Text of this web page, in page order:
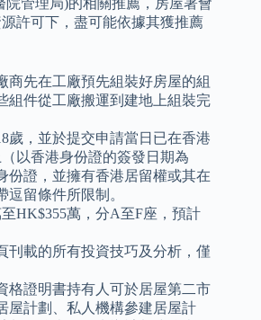
許可下，盡可能依據其獲推薦
商先在工廠預先組裝好房屋的組
組件從工廠搬運到建地上組裝完
歲，並於提交申請當日已在香港
以香港身份證的簽發日期為
份證，並擁有香港居留權或其在
逗留條件所限制。
HK$355萬，分A至F座，預計
刊載的所有投資技巧及分析，僅
格證明書持有人可於居屋第二市
屋計劃、私人機構參建居屋計